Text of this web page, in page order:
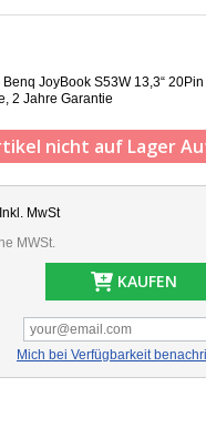
JoyBook S53W 13,3“
2 Jahre Garantie
nicht auf Lager
Inkl. MwSt
MWSt.
KAUFEN
Mich bei Verfügbarkeit